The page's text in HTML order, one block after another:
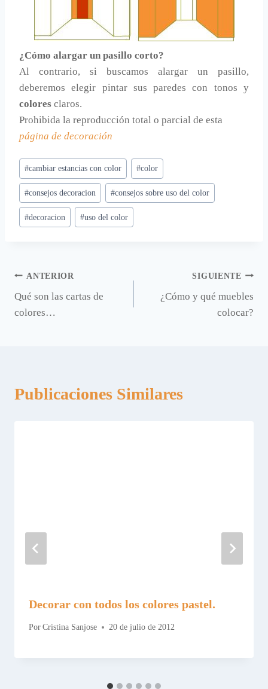
¿Cómo alargar un pasillo corto?
Al contrario, si buscamos alargar un pasillo,
deberemos elegir pintar sus paredes con tonos y
colores claros.
Prohibida la reproducción total o parcial de esta
página de decoración
Etiquetas
de
la
entrada:
#cambiar estancias con color #color
#consejos decoracion #consejos sobre uso del color
#decoracion #uso del color
Navegación
de
ANTERIOR
Qué son las cartas de
colores…
SIGUIENTE
¿Cómo y qué muebles
colocar?
Publicaciones Similares
Decorar con todos los colores pastel.
Por Cristina Sanjose 20 de julio de 2012